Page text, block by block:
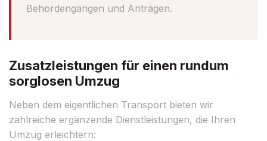
Behördengängen und Anträgen.
Zusatzleistungen für einen rundum
sorglosen Umzug
Neben dem eigentlichen Transport bieten wir
zahlreiche ergänzende Dienstleistungen, die Ihren
Umzug erleichtern: